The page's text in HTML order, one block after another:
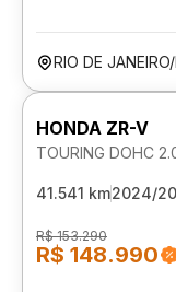
RIO DE
HONDA ZR-V
TOURING DOHC
41.541 km2024/
R$ 153.290
R$ 148.990